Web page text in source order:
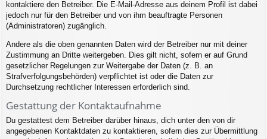
kontaktiere den Betreiber. Die E-Mail-Adresse aus deinem Profil ist dabei
jedoch nur für den Betreiber und von ihm beauftragte Personen
(Administratoren) zugänglich.
Andere als die oben genannten Daten wird der Betreiber nur mit deiner
Zustimmung an Dritte weitergeben. Dies gilt nicht, sofern er auf Grund
gesetzlicher Regelungen zur Weitergabe der Daten (z. B. an
Strafverfolgungsbehörden) verpflichtet ist oder die Daten zur
Durchsetzung rechtlicher Interessen erforderlich sind.
Gestattung der Kontaktaufnahme
Du gestattest dem Betreiber darüber hinaus, dich unter den von dir
angegebenen Kontaktdaten zu kontaktieren, sofern dies zur Übermittlung